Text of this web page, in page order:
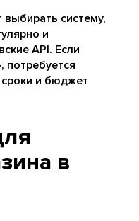
выбирать систему,
и
API. Если
потребуется
сроки и бюджет
в